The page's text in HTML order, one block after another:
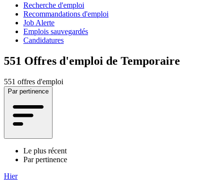
Recherche d'emploi
Recommandations d'emploi
Job Alerte
Emplois sauvegardés
Candidatures
551 Offres d'emploi de Temporaire
551 offres d'emploi
Par pertinence
Le plus récent
Par pertinence
Hier